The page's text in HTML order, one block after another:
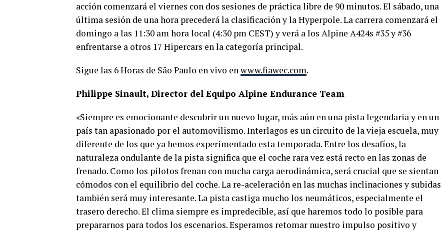
acción comenzará el viernes con dos sesiones de práctica libre de 90 minutos. El sábado, una
última sesión de una hora precederá la clasificación y la Hyperpole. La carrera comenzará el
domingo a las 11:30 am hora local (4:30 pm CEST) y verá a los Alpine A424s #35 y #36
enfrentarse a otros 17 Hipercars en la categoría principal.
Sigue las 6 Horas de São Paulo en vivo enwww.fiawec.com.
Philippe Sinault, Director del Equipo Alpine Endurance Team
«Siempre es emocionante descubrir un nuevo lugar, más aún en una pista legendaria y en un
país tan apasionado por el automovilismo. Interlagos es un circuito de la vieja escuela, muy
diferente de los que ya hemos experimentado esta temporada. Entre los desafíos, la
naturaleza ondulante de la pista significa que el coche rara vez está recto en las zonas de
frenado. Como los pilotos frenan con mucha carga aerodinámica, será crucial que se sientan
cómodos con el equilibrio del coche. La re-aceleración en las muchas inclinaciones y subidas
también será muy interesante. La pista castiga mucho los neumáticos, especialmente el
trasero derecho. El clima siempre es impredecible, así que haremos todo lo posible para
prepararnos para todos los escenarios. Esperamos retomar nuestro impulso positivo y